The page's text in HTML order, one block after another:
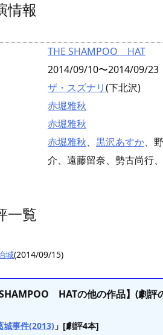
情報
THE SHAMPOO HAT
2014/09/10〜2014/09/23
ザ・スズナリ(下北沢)
赤堀雅秋
赤堀雅秋
赤堀雅秋、 黒沢あすか、
介、遠藤留奈、勢古尚行、
一覧
城(2014/09/15)
SHAMPOO HATの他の作品】(劇評
城事件(2013) 」[劇評4本]